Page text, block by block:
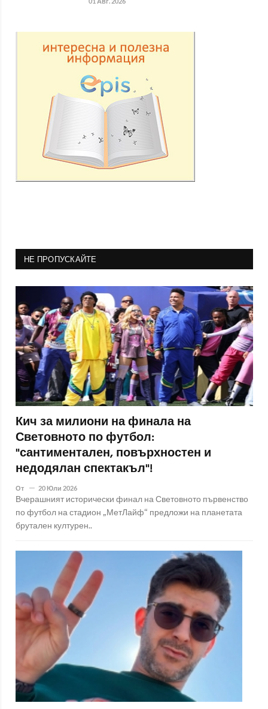
НЕ ПРОПУСКАЙТЕ
Кич за милиони на финала на
Световното по футбол:
"сантиментален, повърхностен и
недодялан спектакъл"!
От 20 Юли 2026
Вчерашният исторически финал на Световното първенство
по футбол на стадион „МетЛайф“ предложи на планетата
брутален културен..